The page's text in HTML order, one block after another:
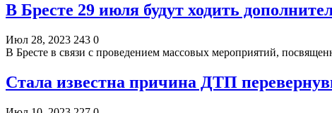
В Бресте 29 июля будут ходить
Июл 28, 2023 243 0
В Бресте в связи с проведением массовых мероприятий,
Стала известна причина ДТП